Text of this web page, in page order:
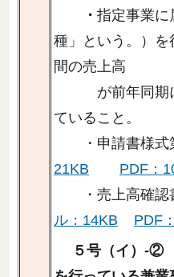
・ 指定事業に
種」という。）を
間の売上高
が前年同期に
ていること。
・申請書様式
21KB
PDF：
・売上高確認
ル：14KB
PDF
５号（イ）-②